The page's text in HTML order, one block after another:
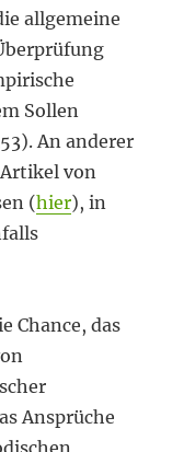
allgemeine
Sollen
An anderer
von
(hier), in
Chance, das
Ansprüche